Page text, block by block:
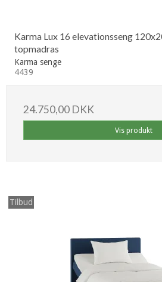
Karma Lux 16 elevationsseng
topmadras
Karma senge
4439
24.750,00 DKK
Vis produkt
Tilbud